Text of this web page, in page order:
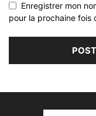
Enregistrer mon
pour la prochaine fois